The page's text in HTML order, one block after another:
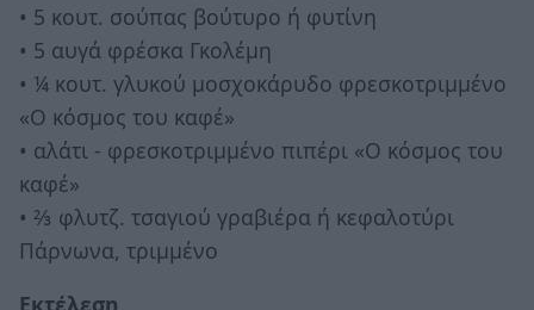
• 5 κουτ. σούπας βούτυρο ή φυτίνη
• 5 αυγά φρέσκα Γκολέμη
• ¼ κουτ. γλυκού μοσχοκάρυδο φρεσκοτριμμένο
«Ο κόσμος του καφέ»
• αλάτι - φρεσκοτριμμένο πιπέρι «Ο κόσμος του
καφέ»
• ⅔ φλυτζ. τσαγιού γραβιέρα ή κεφαλοτύρι
Πάρνωνα, τριμμένο
Εκτέλεση